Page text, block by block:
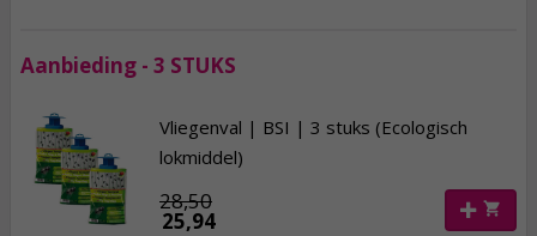
Aanbieding - 3 STUKS
Vliegenval | BSI | 3 stuks (Ecologisch
lokmiddel)
28,50
25,94